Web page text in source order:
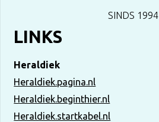
SINDS 1994
LINKS
Heraldiek
Heraldiek.pagina.nl
Heraldiek.beginthier.nl
Heraldiek.startkabel.nl